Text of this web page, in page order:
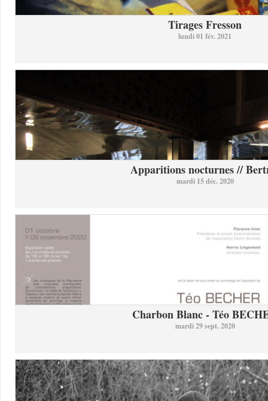
Tirages Fresson
lundi 01 fév. 2021
Apparitions nocturnes //
mardi 15 déc. 2020
Charbon Blanc - Téo
mardi 29 sept. 2020